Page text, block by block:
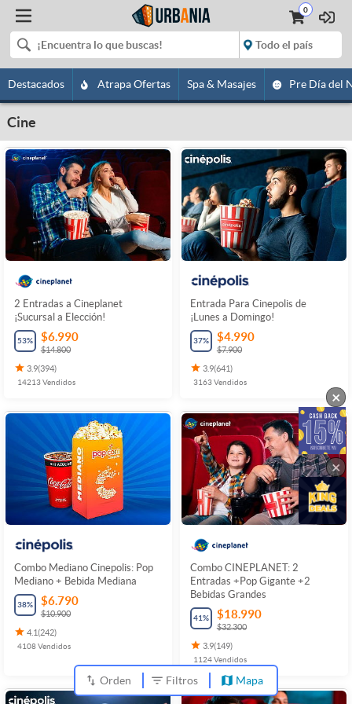
0
Destacados Atrapa Ofertas Spa & Masajes Pre Día del
Cine
2 Entradas a Cineplanet
¡Sucursal a Elección!
53% $6.990
$14.800
3.9(394)
14213Vendidos
Entrada Para Cinepolis de
¡Lunes a Domingo!
37% $4.990
$7.900
3.9(641)
3163Vendidos
Combo Mediano Cinepolis: Pop
Mediano + Bebida Mediana
38% $6.790
$10.900
4.1(242)
4108Vendidos
Combo CINEPLANET: 2
Entradas +Pop Gigante +2
Bebidas Grandes
41% $18.990
$32.300
3.9(149)
1124Vendidos
Orden Filtros Mapa
×
×